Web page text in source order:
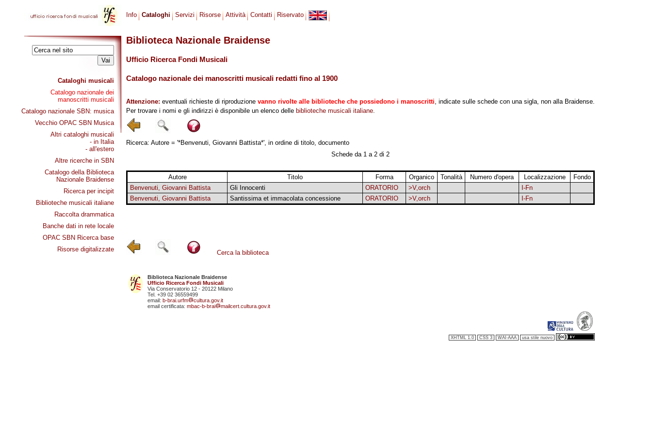
Cataloghi musicali
Catalogo nazionale dei
manoscritti musicali
Catalogo nazionale SBN: musica
Vecchio OPAC SBN Musica
Altri cataloghi musicali
- in Italia
- all'estero
Altre ricerche in SBN
Catalogo della Biblioteca
Nazionale Braidense
Ricerca per incipit
Biblioteche musicali italiane
Raccolta drammatica
Banche dati in rete locale
OPAC SBN Ricerca base
Risorse digitalizzate
Info Cataloghi Servizi Risorse Attività Contatti Riservato
Biblioteca Nazionale Braidense
Ufficio Ricerca Fondi Musicali
Catalogo nazionale dei manoscritti musicali redatti fino al 1900
Attenzione: eventuali richieste di riproduzione vanno rivolte alle biblioteche che possiedono i manoscritti, indicate sulle schede con una sigla, non alla Braidense.
Per trovare i nomi e gli indirizzi è disponibile un elenco delle biblioteche musicali italiane.
Ricerca: Autore = '*Benvenuti, Giovanni Battista*', in ordine di titolo, documento
Schede da 1 a 2 di 2
Autore Titolo Forma Organico Tonalità Numero d'opera Localizzazione
Fondo
Benvenuti, Giovanni Battista
Gli Innocenti ORATORIO >V,orch
I-Fn
Benvenuti, Giovanni Battista
Santissima et immacolata concessione ORATORIO >V,orch I-Fn
Cerca la biblioteca
Biblioteca Nazionale Braidense
Ufficio Ricerca Fondi Musicali
Via Conservatorio 12 - 20122 Milano
Tel. +39 02 36559499
email: b-brai.urfm
cultura.gov.it
email certificata: mbac-b-brai mailcert.cultura.gov.it
XHTML 1.0 CSS 3 WAI-AAA usa stile nuovo